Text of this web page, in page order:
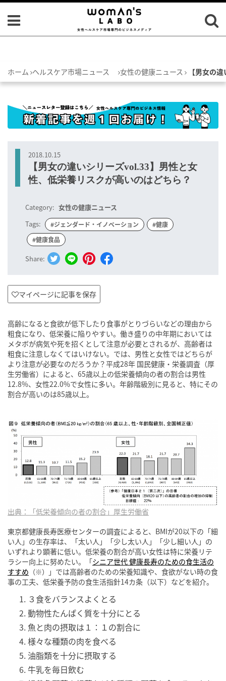
ホーム ヘルスケア市場ニュース 女性の健康ニュース 【男女の
2018.10.15
【男女の違いシリーズvol.33】男性と女
性、低栄養リスクが高いのはどちら？
Category: 女性の健康ニュース
Tags:
#ジェンダード・イノベーション
#健康
#健康食品
Share:
マイページに記事を保存
高齢になると食欲が低下したり食事がとりづらいなどの理由から
粗食になり、低栄養に陥りやすい。働き盛りの中年期においては
メタボが病気や死を招くとして注意が必要とされるが、高齢者は
粗食に注意しなくてはいけない。では、男性と女性ではどちらが
より注意が必要なのだろうか？平成28年 国民健康・栄養調査（厚
生労働省）によると、65歳以上の低栄養傾向の者の割合は男性
12.8%、女性22.0%で女性に多い。年齢階級別に見ると、特にその
割合が高いのは85歳以上。
出典：「低栄養傾向の者の割合」厚生労働省
東京都健康長寿医療センターの調査によると、BMIが20以下の「細
い人」の生存率は、「太い人」「少し太い人」「少し細い人」の
いずれより顕著に低い。低栄養の割合が高い女性は特に栄養リテ
ラシー向上に努めたい。「シニア世代 健康長寿のための食生活の
すすめ （※）
」では高齢者のための栄養知識や、食欲がない時の食
事の工夫、低栄養予防の食生活指針14カ条（以下）などを紹介。
３食をバランスよくとる
動物性たんぱく質を十分にとる
魚と肉の摂取は１：１の割合に
様々な種類の肉を食べる
油脂類を十分に摂取する
牛乳を毎日飲む